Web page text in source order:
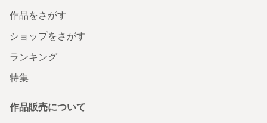
作品をさがす
ショップをさがす
ランキング
特集
作品販売について